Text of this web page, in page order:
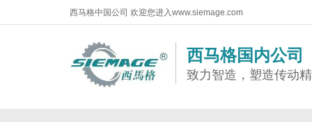
西马格中国公司 欢迎您进入www.siemage.com
西马格国内公司
致力智造，塑造传动